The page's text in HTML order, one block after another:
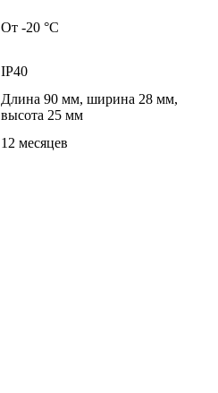
От -20 °С
IP40
Длина 90 мм, ширина 28 мм,
высота 25 мм
12 месяцев